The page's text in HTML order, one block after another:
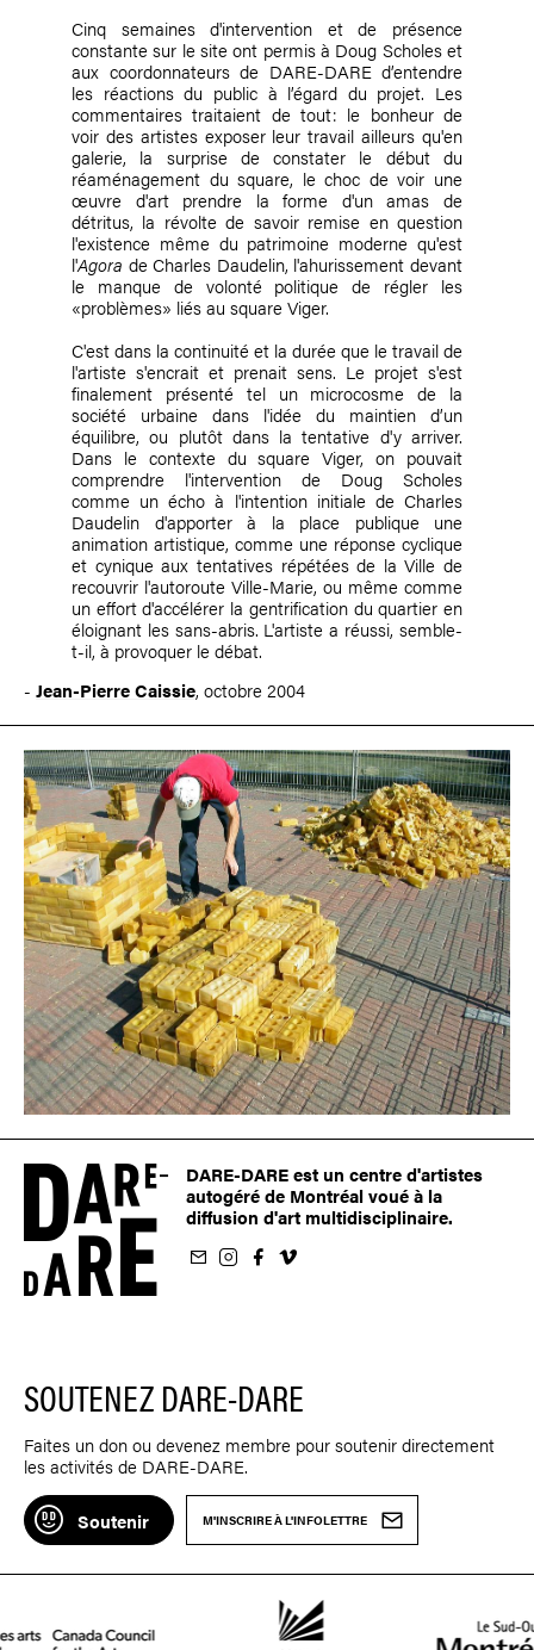
Cinq semaines d'intervention et de présence
constante sur le site ont permis à Doug Scholes et
aux coordonnateurs de DARE-DARE d’entendre
les réactions du public à l’égard du projet. Les
commentaires traitaient de tout: le bonheur de
voir des artistes exposer leur travail ailleurs qu'en
galerie, la surprise de constater le début du
réaménagement du square, le choc de voir une
œuvre d'art prendre la forme d'un amas de
détritus, la révolte de savoir remise en question
l'existence même du patrimoine moderne qu'est
l'Agora de Charles Daudelin, l'ahurissement devant
le manque de volonté politique de régler les
«problèmes» liés au square Viger.
C'est dans la continuité et la durée que le travail de
l'artiste s'encrait et prenait sens. Le projet s'est
finalement présenté tel un microcosme de la
société urbaine dans l'idée du maintien d’un
équilibre, ou plutôt dans la tentative d'y arriver.
Dans le contexte du square Viger, on pouvait
comprendre l'intervention de Doug Scholes
comme un écho à l'intention initiale de Charles
Daudelin d'apporter à la place publique une
animation artistique, comme une réponse cyclique
et cynique aux tentatives répétées de la Ville de
recouvrir l'autoroute Ville-Marie, ou même comme
un effort d'accélérer la gentrification du quartier en
éloignant les sans-abris. L'artiste a réussi, semble-
t-il, à provoquer le débat.
- Jean-Pierre Caissie, octobre 2004
DARE-DARE est un centre d'artistes
autogéré de Montréal voué à la
diffusion d'art multidisciplinaire.
sur Instagram
sur Facebook
nous sur Vimeo
SOUTENEZ DARE-DARE
Faites un don ou devenez membre pour soutenir directement
les activités de DARE-DARE.
Soutenir M'INSCRIRE À L'INFOLETTRE